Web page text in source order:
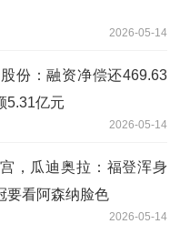
2026-05-14
份：融资净偿还469.63
5.31亿元
2026-05-14
，瓜迪奥拉：福登浑身
要看阿森纳脸色
2026-05-14